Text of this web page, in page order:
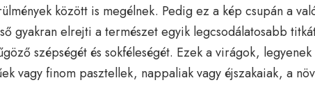
között is megélnek. Pedig ez a kép csupán a
gyakran elrejti a természet egyik legcsodálatosabb
szépségét és sokféleségét. Ezek a virágok,
vagy finom pasztellek, nappaliak vagy éjszakaiak, a